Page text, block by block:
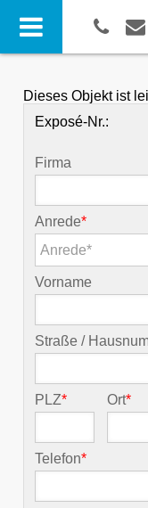
Dieses Objekt ist
Exposé-Nr.:
Firma
Anrede*
Anrede*
Vorname
Straße /
PLZ* Ort*
Telefon*